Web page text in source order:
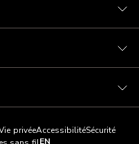
privéeAccessibilitéSécurité
EN